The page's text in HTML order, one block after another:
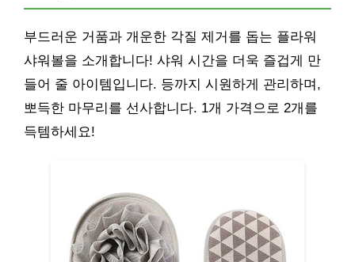
부드러운 거품과 개운한 각질 제거를 돕는 플라워
샤워볼을 소개합니다! 샤워 시간을 더욱 즐겁게 만
들어 줄 아이템입니다. 등까지 시원하게 관리하며,
뽀득한 마무리를 선사합니다. 1개 가격으로 2개를
득템하세요!